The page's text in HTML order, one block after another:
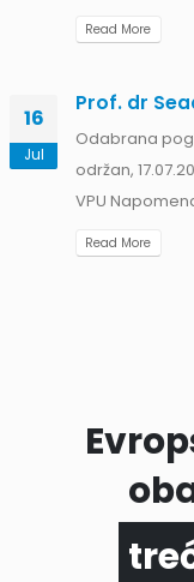
Read More
16
Jul
Prof. dr
Odabrana
održan,
VPU
Read More